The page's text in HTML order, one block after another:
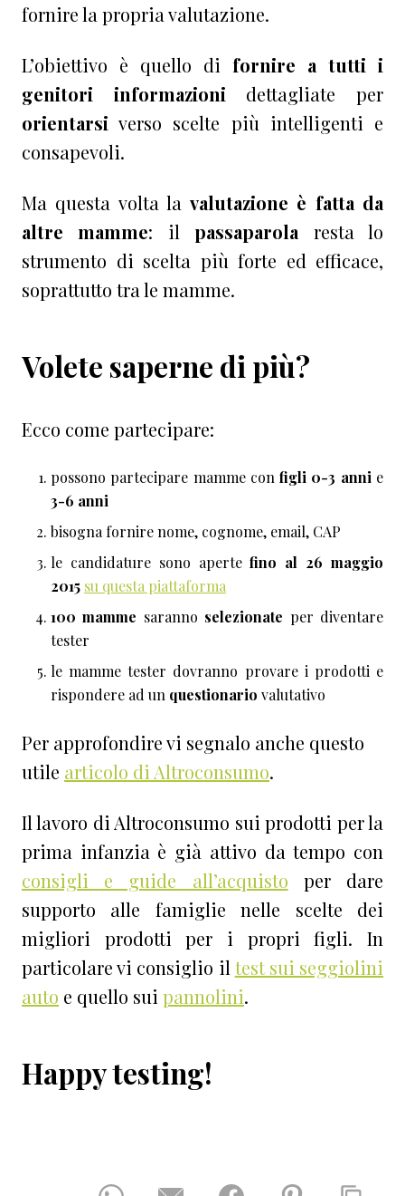
fornire la propria valutazione.
L’obiettivo è quello di fornire a tutti i
genitori
informazioni dettagliate per
orientarsi verso scelte più intelligenti e
consapevoli.
Ma questa volta lavalutazione è fatta da
altre mamme: ilpassaparola resta lo
strumento di scelta più forte ed efficace,
soprattutto tra le mamme.
Volete saperne di più?
Ecco come partecipare:
possono partecipare mamme configli 0-3 anni e
3-6 anni
bisogna fornire nome, cognome, email, CAP
le candidature sono apertefino al 26 maggio
2015 su questa piattaforma
100 mamme saranno selezionate per diventare
tester
le mamme tester dovranno provare i prodotti e
rispondere ad un questionario valutativo
Per approfondire vi segnalo anche questo
utile articolo di Altroconsumo.
Il lavoro di Altroconsumo sui prodotti per la
prima infanzia è già attivo da tempo con
consigli e guide all’acquisto per dare
supporto alle famiglie nelle scelte dei
migliori prodotti per i propri figli. In
particolare vi consiglio il test sui seggiolini
auto e quello sui pannolini.
Happy testing!